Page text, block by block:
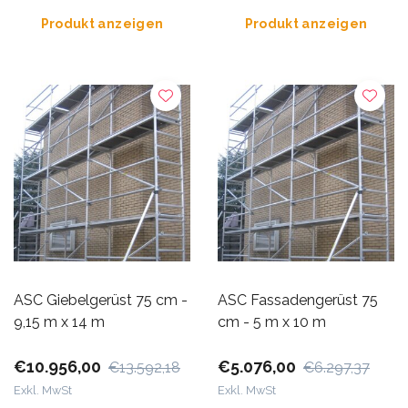
Produkt anzeigen Produkt anzeigen
ASC Giebelgerüst 75 cm -
9,15 m x 14 m
€10.956,00 €13.592,18
Exkl. MwSt
ASC Fassadengerüst 75
cm - 5 m x 10 m
€5.076,00 €6.297,37
Exkl. MwSt